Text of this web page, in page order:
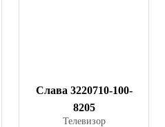
Слава 3220710-100-
8205
Телевизор